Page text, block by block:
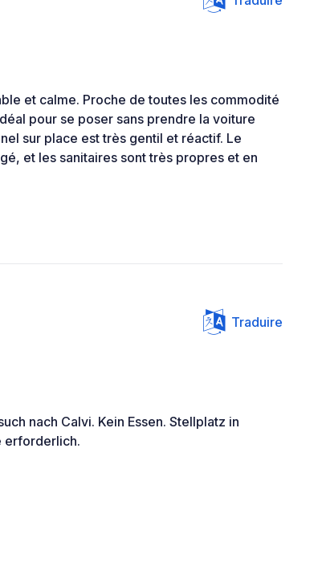
et calme. Proche de toutes les commodité
pour se poser sans prendre la voiture
sur place est très gentil et réactif. Le
et les sanitaires sont très propres et en
Traduire
nach Calvi. Kein Essen. Stellplatz in
erforderlich.